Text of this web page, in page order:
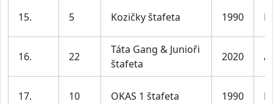
15. 5 Kozičky štafeta 1990 M
16. 22
Táta Gang & Junioři
štafeta
2020 A
17. 10 OKAS 1 štafeta 1990 M